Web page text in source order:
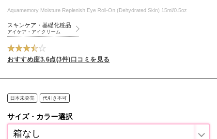
Aquamemory Moisture Replenish Eye Roll-On (Dehydrated Skin) 15ml/0.5oz
スキンケア・基礎化粧品
アイケア・アイクリーム
おすすめ度3.6点(3件)口コミを見る
日本未発売 代引き不可
サイズ・カラー選択
箱なし